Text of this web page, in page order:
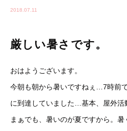
2018.07.11
厳しい暑さです。
おはようございます。
今朝も朝から暑いですねぇ…7時前
に到達していました…基本、屋外活
まぁでも、暑いのが夏ですから。